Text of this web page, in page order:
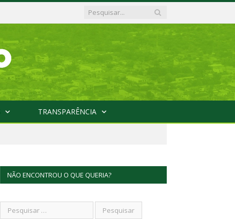
TRANSPARÊNCIA
NÃO ENCONTROU O QUE QUERIA?